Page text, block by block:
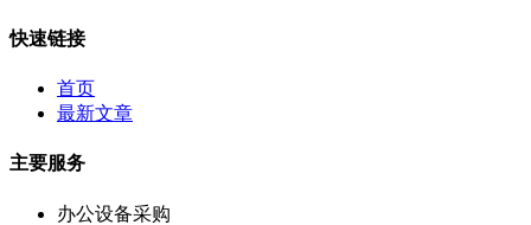
快速链接
首页
最新文章
主要服务
办公设备采购